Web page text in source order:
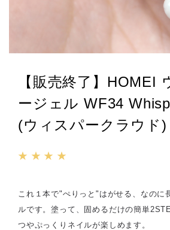
【販売終了】HOMEI
ージェル WF34
(ウィスパークラウド)
★ ★ ★ ★
これ１本で"ぺりっと"はがせる、なのに
ルです。塗って、固めるだけの簡単
つやぷっくりネイルが楽しめます。